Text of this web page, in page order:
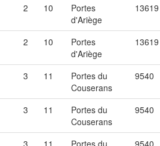
2 10
Portes
d'Ariège
13619
2 10
Portes
d'Ariège
13619
3 11
Portes du
Couserans
9540
3 11
Portes du
Couserans
9540
3 11
Portes du
9540